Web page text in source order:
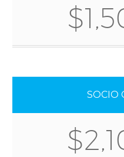
SOCIO